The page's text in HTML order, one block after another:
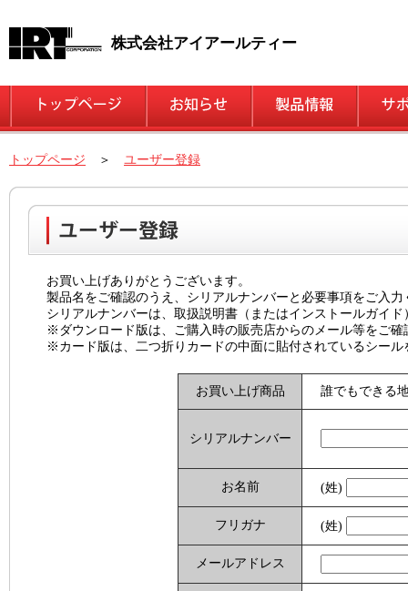
株式会社アイアールティー
トップページ ＞ ユーザー登録
お買い上げありがとうございます。
製品名をご確認のうえ、シリアルナンバーと必要事項をご入力
シリアルナンバーは、取扱説明書（またはインストールガイ
※ダウンロード版は、ご購入時の販売店からのメール等をご確
※カード版は、二つ折りカードの中面に貼付されているシール
お買い上げ商品 誰でもできる
シリアルナンバー
お名前 (姓)
フリガナ (姓)
メールアドレス